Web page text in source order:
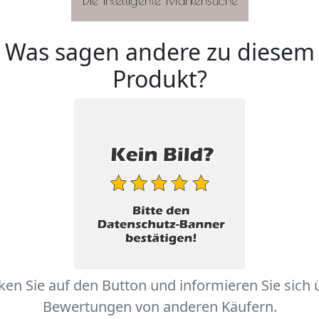
Was sagen andere zu diesem
Produkt?
Sie auf den Button und informieren Sie sich
Bewertungen von anderen Käufern.